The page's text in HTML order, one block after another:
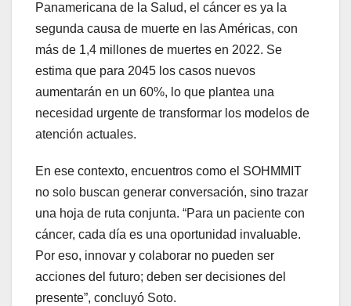
Panamericana de la Salud, el cáncer es ya la
segunda causa de muerte en las Américas, con
más de 1,4 millones de muertes en 2022. Se
estima que para 2045 los casos nuevos
aumentarán en un 60%, lo que plantea una
necesidad urgente de transformar los modelos de
atención actuales.
En ese contexto, encuentros como el SOHMMIT
no solo buscan generar conversación, sino trazar
una hoja de ruta conjunta. “Para un paciente con
cáncer, cada día es una oportunidad invaluable.
Por eso, innovar y colaborar no pueden ser
acciones del futuro; deben ser decisiones del
presente”, concluyó Soto.